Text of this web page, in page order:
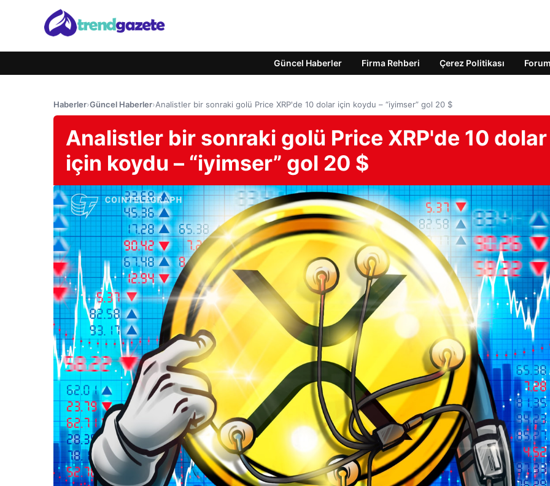
Güncel Haberler Firma Rehberi Çerez Politikası Forum
Haberler›Güncel Haberler›Analistler bir sonraki golü Price XRP'de 10 dolar için koydu – “iyimser” gol 20 $
Analistler bir sonraki golü Price XRP'de 10 dolar
için koydu – “iyimser” gol 20 $